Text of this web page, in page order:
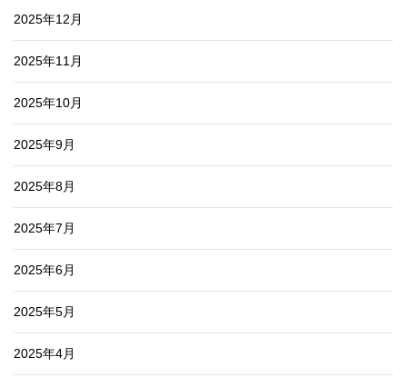
2025年12月
2025年11月
2025年10月
2025年9月
2025年8月
2025年7月
2025年6月
2025年5月
2025年4月